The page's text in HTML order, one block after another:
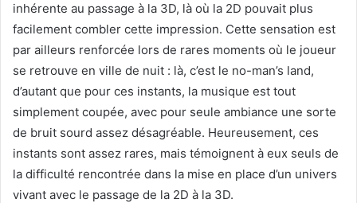
inhérente au passage à la 3D, là où la 2D pouvait plus
facilement combler cette impression. Cette sensation est
par ailleurs renforcée lors de rares moments où le joueur
se retrouve en ville de nuit : là, c’est le no-man’s land,
d’autant que pour ces instants, la musique est tout
simplement coupée, avec pour seule ambiance une sorte
de bruit sourd assez désagréable. Heureusement, ces
instants sont assez rares, mais témoignent à eux seuls de
la difficulté rencontrée dans la mise en place d’un univers
vivant avec le passage de la 2D à la 3D.